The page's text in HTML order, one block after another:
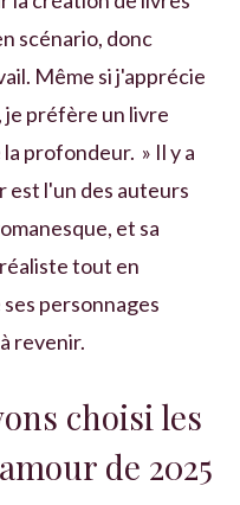
scénario, donc
Même si j'apprécie
je préfère un livre
profondeur. » Il y a
est l'un des auteurs
et sa
tout en
personnages
revenir.
choisi les
de 2025